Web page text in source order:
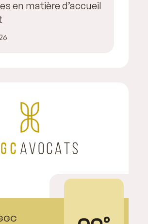
en matière d’accueil